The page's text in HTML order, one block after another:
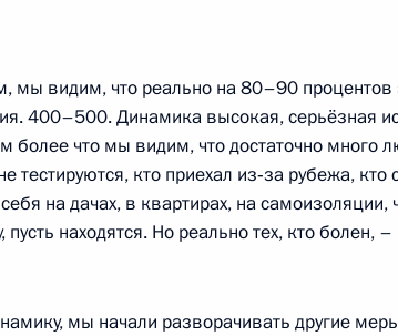
по борьбе с распространением
Московская область, Ново-Огарёво
понедельник
Бжании с избранием главой Абхазии
мы видим, что реально на 80–90 процентов
400–500. Динамика высокая, серьёзная
более что мы видим, что достаточно много
тестируются, кто приехал из‑за рубежа,
на дачах, в квартирах, на самоизоляции,
пусть находятся. Но реально тех, кто болен,
мы начали разворачивать другие